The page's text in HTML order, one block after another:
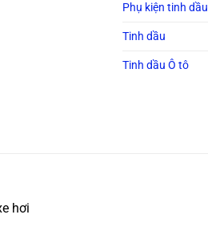
Phụ kiện tinh dầu
Tinh dầu
Tinh dầu Ô tô
hơi